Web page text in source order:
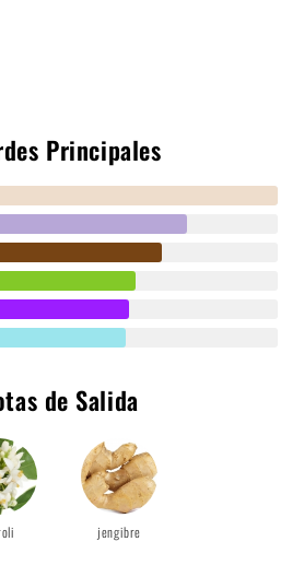
Principales
de Salida
jengibre